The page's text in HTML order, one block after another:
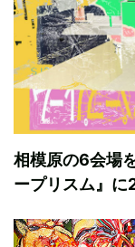
相模原の6会場
ープリスム』に